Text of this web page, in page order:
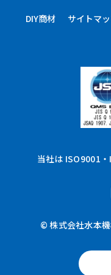
DIY商材 サイトマ
当社は ISO9001
© 株式会社水本